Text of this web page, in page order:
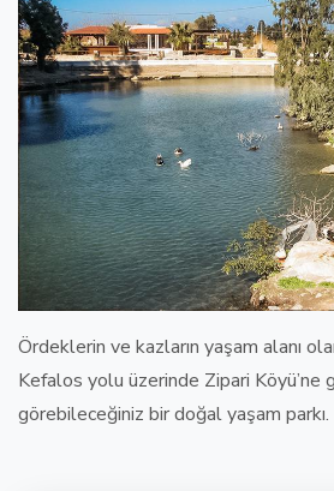
Ördeklerin ve kazların yaşam alanı
Kefalos yolu üzerinde Zipari Köyü’ne
görebileceğiniz bir doğal yaşam parkı.